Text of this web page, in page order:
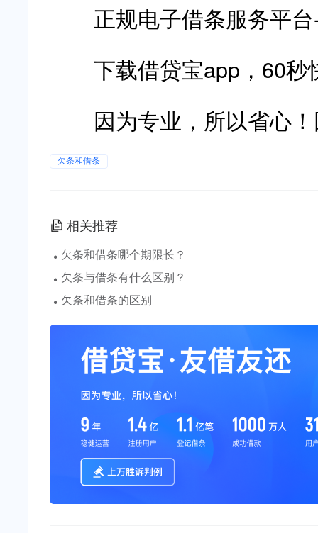
正规电子借条服务平
下载借贷宝app，60秒
因为专业，所以省心！
欠条和借条
相关推荐
· 欠条和借条哪个期限长？
· 欠条与借条有什么区别？
· 欠条和借条的区别